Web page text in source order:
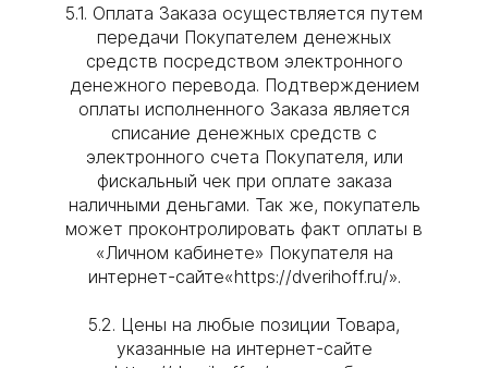
5.1. Оплата Заказа осуществляется путем
передачи Покупателем денежных
средств посредством электронного
денежного перевода. Подтверждением
оплаты исполненного Заказа является
списание денежных средств с
электронного счета Покупателя, или
фискальный чек при оплате заказа
наличными деньгами. Так же, покупатель
может проконтролировать факт оплаты в
«Личном кабинете» Покупателя на
интернет-сайте«https://dverihoff.ru/».
5.2. Цены на любые позиции Товара,
указанные на интернет-сайте